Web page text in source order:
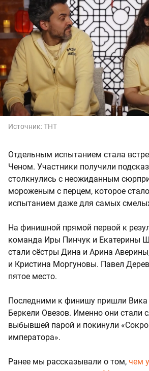
Источник:ТНТ
Отдельным испытанием стала
Ченом. Участники получили
столкнулись с неожиданным
мороженым с перцем, которое
испытанием даже для самых
На финишной прямой первой к
команда Иры Пинчук и Екатерины
стали сёстры Дина и Арина
и Кристина Моргуновы. Павел
пятое место.
Последними к финишу пришли Вика
Беркели Овезов. Именно они стали
выбывшей парой и покинули
императора».
Ранее мы рассказывали о том, чем